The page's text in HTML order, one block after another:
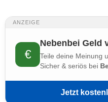
ANZEIGE
€
Nebenbei Geld
Teile deine Meinung
Sicher & seriös bei
Jetzt